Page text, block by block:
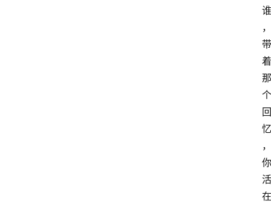
谁
，
带
着
那
个
回
忆
，
你
活
在